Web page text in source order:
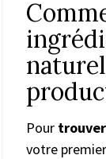
Pour
votre